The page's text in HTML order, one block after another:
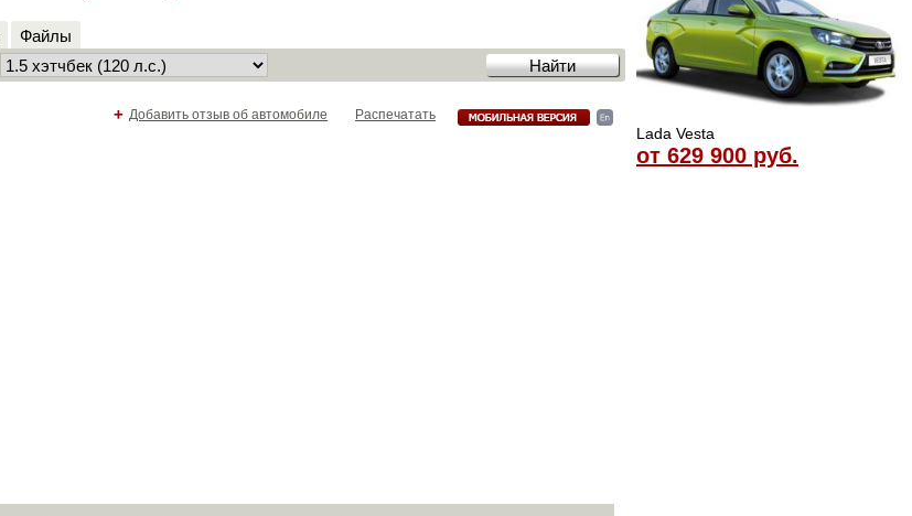
Lada Vesta
от 629 900 руб.
Файлы
Распечатать
+ Добавить отзыв об автомобиле